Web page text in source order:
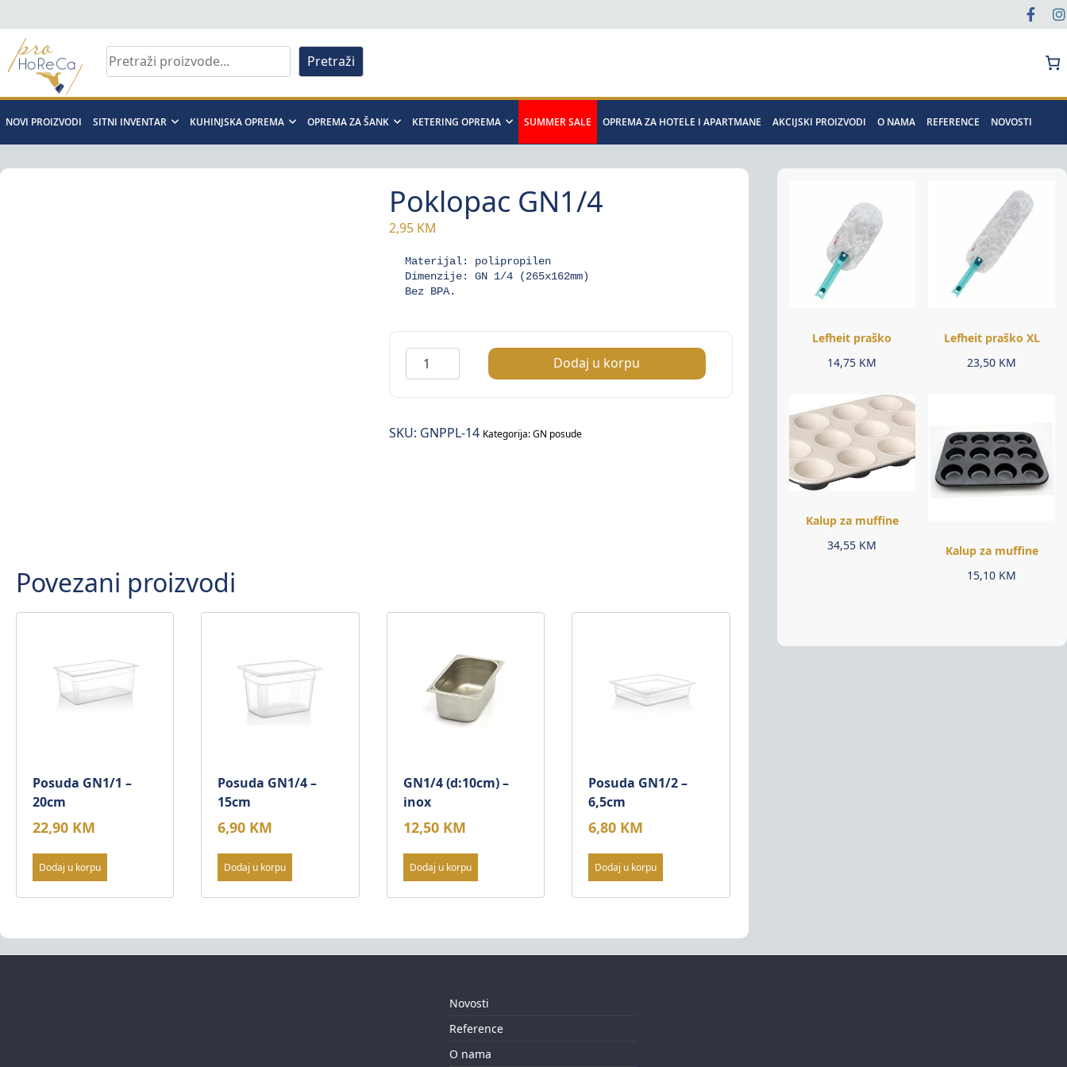
to
content
Pro
Horeca
d.o.o
Pretraži
NOVI PROIZVODI SITNI INVENTAR KUHINJSKA OPREMA OPREMA ZA ŠANK KETERING OPREMA SUMMER SALE OPREMA ZA HOTELE I APARTMANE AKCIJSKI PROIZVODI O NAMA REFERENCE NOVOSTI
Poklopac GN1/4
2,95 KM
Materijal: polipropilen
Dimenzije: GN 1/4 (265x162mm)
Bez BPA.
Poklopac
GN1/4
količina
Dodaj u korpu
SKU: GNPPL-14 Kategorija:GN posude
Povezani proizvodi
Posuda GN1/1 –
20cm
22,90 KM
Dodaj u korpu
Posuda GN1/4 –
15cm
6,90 KM
Dodaj u korpu
GN1/4 (d:10cm) –
inox
12,50 KM
Dodaj u korpu
Posuda GN1/2 –
6,5cm
6,80 KM
Dodaj u korpu
Lefheit praško
14,75 KM
Lefheit praško XL
23,50 KM
Kalup za muffine
34,55 KM
Kalup za muffine
15,10 KM
Novosti
Reference
O nama